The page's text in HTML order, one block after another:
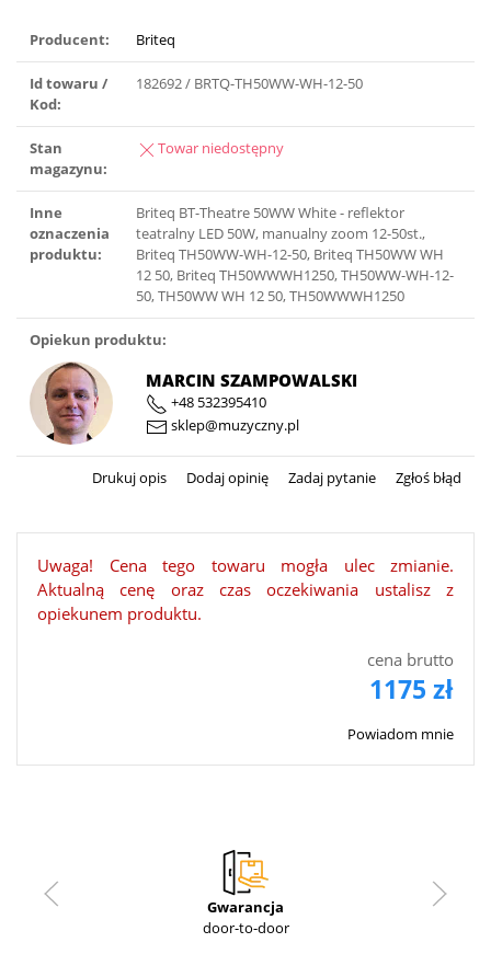
Producent: Briteq
Id towaru /
Kod:
182692 / BRTQ-TH50WW-WH-12-50
Stan
magazynu:
Towar niedostępny
Inne
oznaczenia
produktu:
Briteq BT-Theatre 50WW White - reflektor
teatralny LED 50W, manualny zoom 12-50st.,
Briteq TH50WW-WH-12-50, Briteq TH50WW WH
12 50, Briteq TH50WWWH1250, TH50WW-WH-12-
50, TH50WW WH 12 50, TH50WWWH1250
Opiekun produktu:
MARCIN SZAMPOWALSKI
+48 532395410
sklep@muzyczny.pl
Drukuj opis Dodaj opinię Zadaj pytanie Zgłoś błąd
Uwaga! Cena tego towaru mogła ulec zmianie.
Aktualną cenę oraz czas oczekiwania ustalisz z
opiekunem produktu.
cena brutto
1175 zł
Powiadom mnie
Gwarancja
door-to-door